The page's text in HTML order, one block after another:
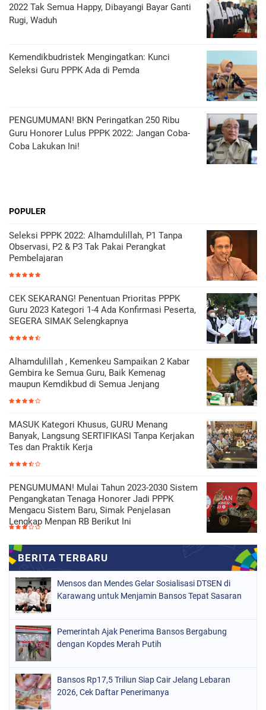
2022 Tak Semua Happy, Dibayangi Bayar Ganti
Rugi, Waduh
Kemendikbudristek Mengingatkan: Kunci
Seleksi Guru PPPK Ada di Pemda
PENGUMUMAN! BKN Peringatkan 250 Ribu
Guru Honorer Lulus PPPK 2022: Jangan Coba-
Coba Lakukan Ini!
POPULER
Seleksi PPPK 2022: Alhamdulillah, P1 Tanpa
Observasi, P2 & P3 Tak Pakai Perangkat
Pembelajaran
CEK SEKARANG! Penentuan Prioritas PPPK
Guru 2023 Kategori 1-4 Ada Konfirmasi Peserta,
SEGERA SIMAK Selengkapnya
Alhamdulillah , Kemenkeu Sampaikan 2 Kabar
Gembira ke Semua Guru, Baik Kemenag
maupun Kemdikbud di Semua Jenjang
MASUK Kategori Khusus, GURU Menang
Banyak, Langsung SERTIFIKASI Tanpa Kerjakan
Tes dan Praktik Kerja
PENGUMUMAN! Mulai Tahun 2023-2030 Sistem
Pengangkatan Tenaga Honorer Jadi PPPK
Mengacu Sistem Baru, Simak Penjelasan
Lengkap Menpan RB Berikut Ini
Mensos dan Mendes Gelar Sosialisasi DTSEN di
Karawang untuk Menjamin Bansos Tepat Sasaran
Pemerintah Ajak Penerima Bansos Bergabung
dengan Kopdes Merah Putih
Bansos Rp17,5 Triliun Siap Cair Jelang Lebaran
2026, Cek Daftar Penerimanya